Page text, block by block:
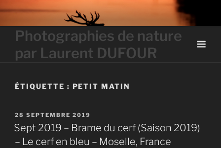
contentPhotographies de nature
par Laurent DUFOUR
ÉTIQUETTE : PETIT MATIN
PUBLIÉ
LE
28 SEPTEMBRE 2019
Sept 2019 – Brame du cerf (Saison 2019)
– Le cerf en bleu – Moselle, France